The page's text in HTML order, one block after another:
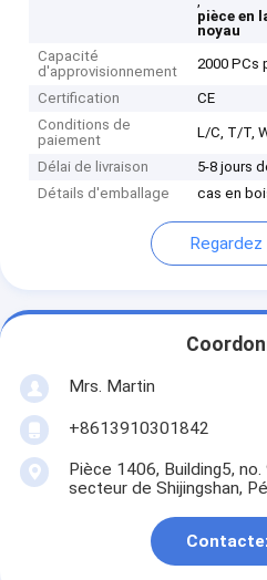
pièce en
noyau
Capacité
d'approvisionnement
2000 PCs
Certification
CE
Conditions de
paiement
L/C, T/T,
Délai de livraison
5-8 jours
Détails d'emballage
cas en
Regardez
Mrs. Martin
+8613910301842
Pièce 1406, Building5,
secteur de Shijingshan,